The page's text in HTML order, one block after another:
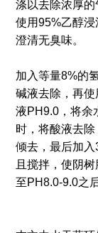
涤以去除浓厚
使用95%乙醇
澄清无臭味。
加入等量8%的
碱液去除，再
液PH9.0，将余
时，将酸液去
倾去，最后加
且搅拌，使阴
至PH8.0-9.0之